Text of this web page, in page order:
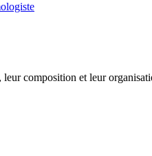
composition et leur